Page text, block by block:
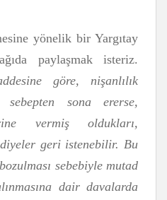
yönelik bir Yargıtay
paylaşmak isteriz.
göre, nişanlılık
sebepten sona ererse,
vermiş oldukları,
geri istenebilir. Bu
sebebiyle mutad
dair davalarda